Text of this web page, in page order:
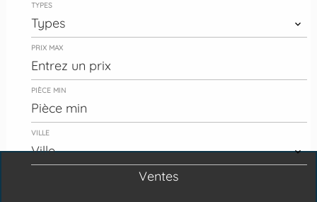
Ventes
TYPES
Types
PRIX MAX
PIÈCE MIN
VILLE
Ville